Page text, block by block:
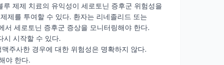
제제 치료의 유익성이 세로토닌 증후군 위험성을
제를 투여할 수 있다. 환자는 리네졸리드 또는
세로토닌 증후군 증상을 모니터링해야 한다.
시 시작할 수 있다.
주사한 경우에 대한 위험성은 명확하지 않다.
야 한다.